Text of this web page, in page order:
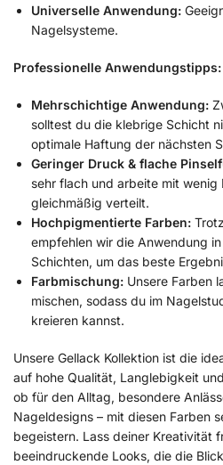
Universelle Anwendung:
Nagelsysteme.
Professionelle Anwendungstipps:
Mehrschichtige Anwendung:
solltest du die klebrige Schicht
optimale Haftung der nächsten
Geringer Druck & flache
sehr flach und arbeite mit
gleichmäßig verteilt.
Hochpigmentierte Farben:
empfehlen wir die Anwendung
Schichten, um das beste
Farbmischung: Unsere Farben
mischen, sodass du im
kreieren kannst.
Unsere Gellack Kollektion ist die
auf hohe Qualität, Langlebigkeit
ob für den Alltag, besondere
Nageldesigns – mit diesen Farben
begeistern. Lass deiner Kreativität
beeindruckende Looks, die die